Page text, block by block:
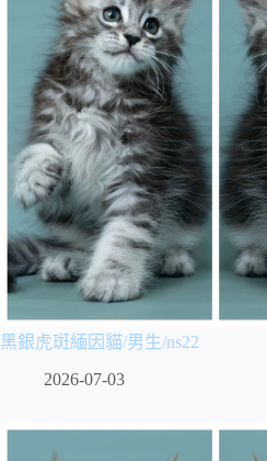
黑銀虎斑緬因貓/男生/ns22
2026-07-03